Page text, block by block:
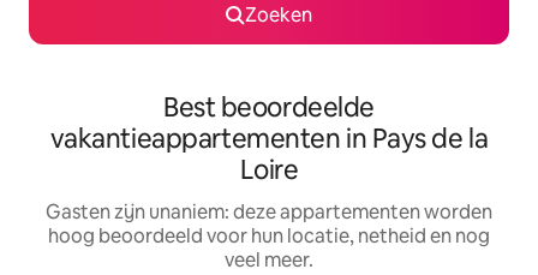
Zoeken
Best beoordeelde
vakantieappartementen in Pays de la
Loire
Gasten zijn unaniem: deze appartementen worden
hoog beoordeeld voor hun locatie, netheid en nog
veel meer.